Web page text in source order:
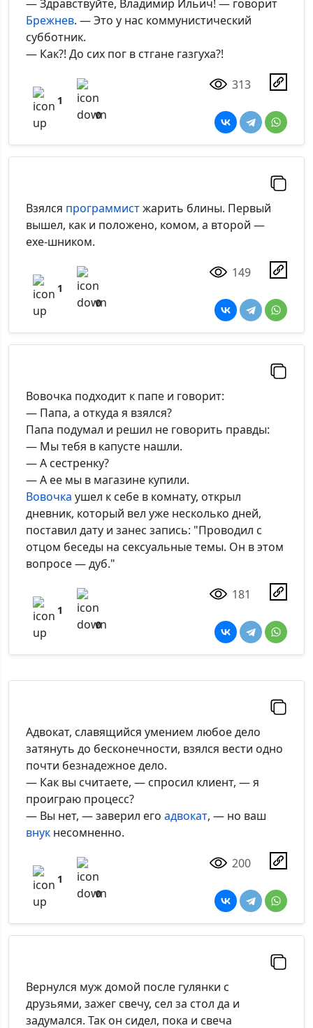
— Здравствуйте, Владимир Ильич! — говорит
Брежнев. — Это у нас коммунистический
субботник.
— Как?! До сих пог в стгане газгуха?!
1
0
313
Взялся программистжарить блины. Первый
вышел, как и положено, комом, а второй —
ехе-шником.
1
0
149
Вовочка подходит к папе и говорит:
— Папа, а откуда я взялся?
Папа подумал и решил не говорить правды:
— Мы тебя в капусте нашли.
— А сестренку?
— А ее мы в магазине купили.
Вовочка ушел к себе в комнату, открыл
дневник, который вел уже несколько дней,
поставил дату и занес запись: "Проводил с
отцом беседы на сексуальные темы. Он в этом
вопросе — дуб."
1
0
181
Адвокат, славящийся умением любое дело
затянуть до бесконечности, взялся вести одно
почти безнадежное дело.
— Как вы считаете, — спросил клиент, — я
проиграю процесс?
— Вы нет, — заверил его адвокат, — но ваш
внук несомненно.
1
0
200
Вернулся муж домой после гулянки с
друзьями, зажег свечу, сел за стол да и
задумался. Так он сидел, пока и свеча